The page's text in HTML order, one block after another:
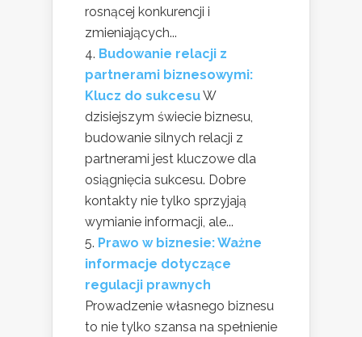
rosnącej konkurencji i
zmieniających...
Budowanie relacji z
partnerami biznesowymi:
Klucz do sukcesuW
dzisiejszym świecie biznesu,
budowanie silnych relacji z
partnerami jest kluczowe dla
osiągnięcia sukcesu. Dobre
kontakty nie tylko sprzyjają
wymianie informacji, ale...
Prawo w biznesie: Ważne
informacje dotyczące
regulacji prawnych
Prowadzenie własnego biznesu
to nie tylko szansa na spełnienie